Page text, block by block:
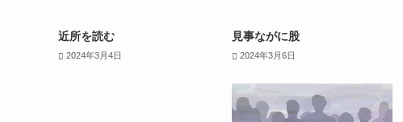
近所を読む
2024年3月4日
見事ながに股
2024年3月6日